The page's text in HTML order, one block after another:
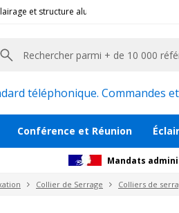
et structure alu pour l'évènementiel
téléphonique. Commandes
Conférence et Réunion
Mandats
Collier de Serrage Colliers de